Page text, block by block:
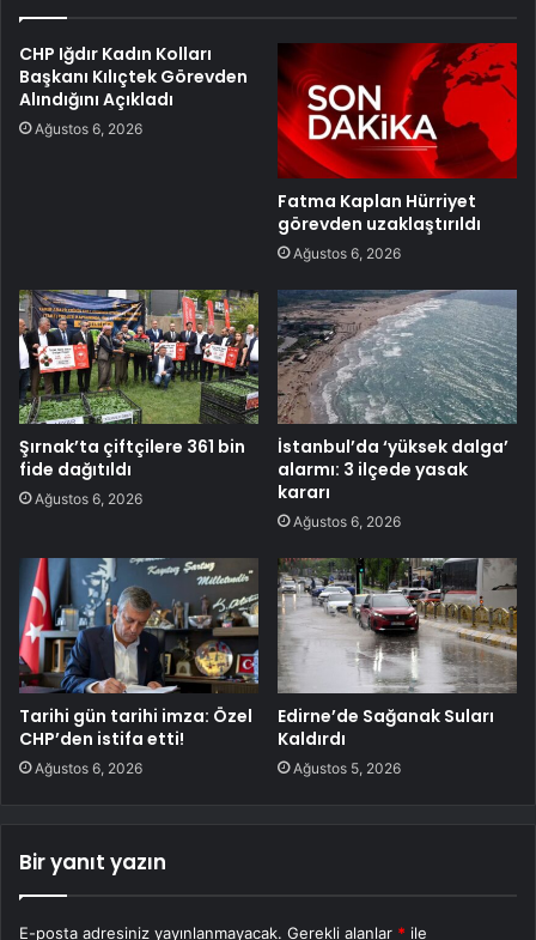
CHP Iğdır Kadın Kolları
Başkanı Kılıçtek Görevden
Alındığını Açıkladı
Ağustos 6, 2026
Fatma Kaplan Hürriyet
görevden uzaklaştırıldı
Ağustos 6, 2026
Şırnak’ta çiftçilere 361 bin
fide dağıtıldı
Ağustos 6, 2026
İstanbul’da ‘yüksek dalga’
alarmı: 3 ilçede yasak
kararı
Ağustos 6, 2026
Tarihi gün tarihi imza: Özel
CHP’den istifa etti!
Ağustos 6, 2026
Edirne’de Sağanak Suları
Kaldırdı
Ağustos 5, 2026
Bir yanıt yazın
E-posta adresiniz yayınlanmayacak. Gerekli alanlar * ile